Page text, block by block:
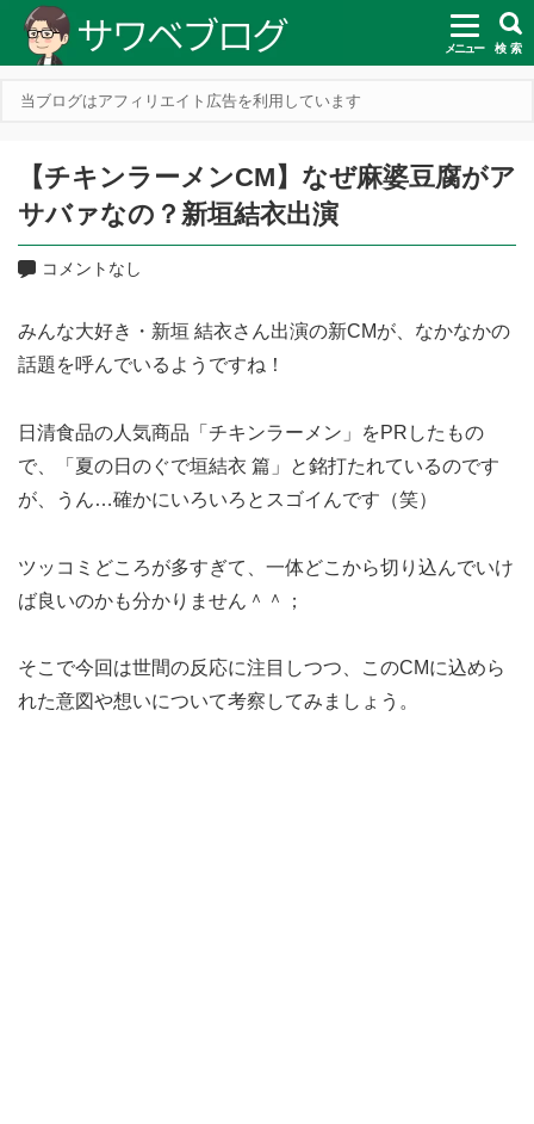
メニュー 検 索
当ブログはアフィリエイト広告を利用しています
【チキンラーメンCM】なぜ麻婆豆腐がア
サバァなの？新垣結衣出演
コメントなし
みんな大好き・新垣 結衣さん出演の新CMが、なかなかの
話題を呼んでいるようですね！
日清食品の人気商品「チキンラーメン」をPRしたもの
で、「夏の日のぐで垣結衣 篇」と銘打たれているのです
が、うん…確かにいろいろとスゴイんです（笑）
ツッコミどころが多すぎて、一体どこから切り込んでいけ
ば良いのかも分かりません＾＾；
そこで今回は世間の反応に注目しつつ、このCMに込めら
れた意図や想いについて考察してみましょう。